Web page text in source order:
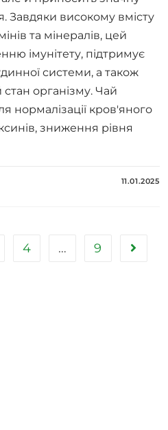
Завдяки високому вмісту
та мінералів, цей
імунітету, підтримує
системи, а також
організму. Чай
нормалізації кров'яного
зниження рівня
11.01.2025
4 … 9